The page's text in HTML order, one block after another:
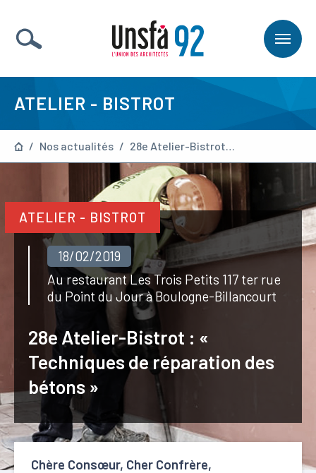
ATELIER - BISTROT
/ Nos actualités / 28e Atelier-Bistrot : « Techniques de réparation des bétons »
ATELIER - BISTROT
18/02/2019
Au restaurant Les Trois Petits 117 ter rue
du Point du Jour à Boulogne-Billancourt
28e Atelier-Bistrot : «
Techniques de réparation des
bétons »
Chère Consœur, Cher Confrère,